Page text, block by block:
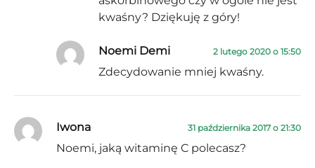
kwaśny? Dziękuję z góry!
Noemi Demi 2 lutego 2020 o 15:50
Zdecydowanie mniej kwaśny.
Iwona 31 października 2017 o 21:30
Noemi, jaką witaminę C polecasz?